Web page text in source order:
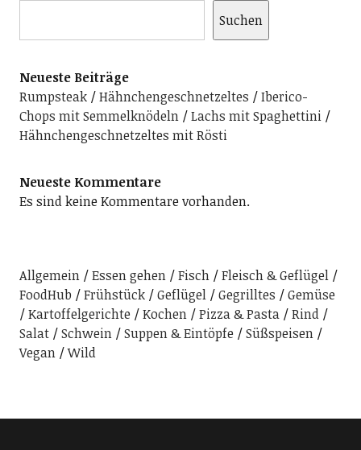
Suchen
Neueste Beiträge
Rumpsteak
Hähnchengeschnetzeltes
Iberico-
Chops mit Semmelknödeln
Lachs mit Spaghettini
Hähnchengeschnetzeltes mit Rösti
Neueste Kommentare
Es sind keine Kommentare vorhanden.
Allgemein Essen gehen Fisch
Fleisch & Geflügel
FoodHub
Frühstück Geflügel Gegrilltes
Gemüse
Kartoffelgerichte
Kochen Pizza & Pasta
Rind
Salat
Schwein Suppen & Eintöpfe
Süßspeisen
Vegan
Wild